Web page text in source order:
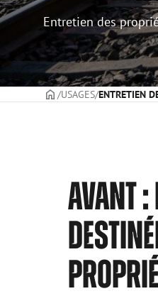
Entretien des
PAGE DE COUVERTURE
USAGES ENTRETIEN
AVANT